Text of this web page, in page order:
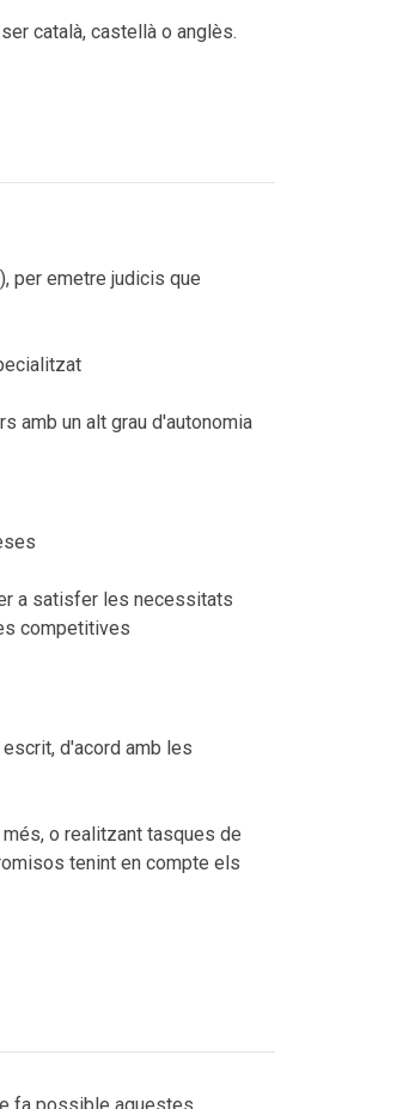
català, castellà o anglès.
per emetre judicis que
amb un alt grau d'autonomia
a satisfer les necessitats
competitives
d'acord amb les
o realitzant tasques de
tenint en compte els
fa possible aquestes